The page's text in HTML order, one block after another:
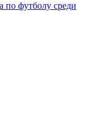
по футболу среди